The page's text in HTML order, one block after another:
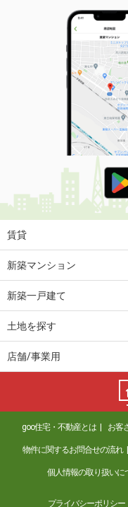
賃貸
新築マンション
新築一戸建て
土地を探す
店舗/事業用
goo住宅・不動産とは お客
物件に関するお問合せの流れ
個人情報の取り扱いに
プライバシーポリシー